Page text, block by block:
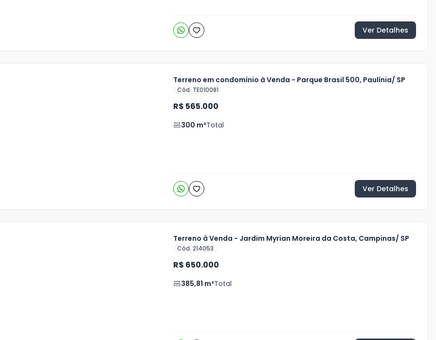
Ver Detalhes
Terreno em condomínio à Venda - Parque Brasil 500, Paulínia/ SP
Cód. TE010081
R$ 565.000
300 m²Total
Ver Detalhes
Terreno à Venda - Jardim Myrian Moreira da Costa, Campinas/ SP
Cód. 214053
R$ 650.000
385,81 m²Total